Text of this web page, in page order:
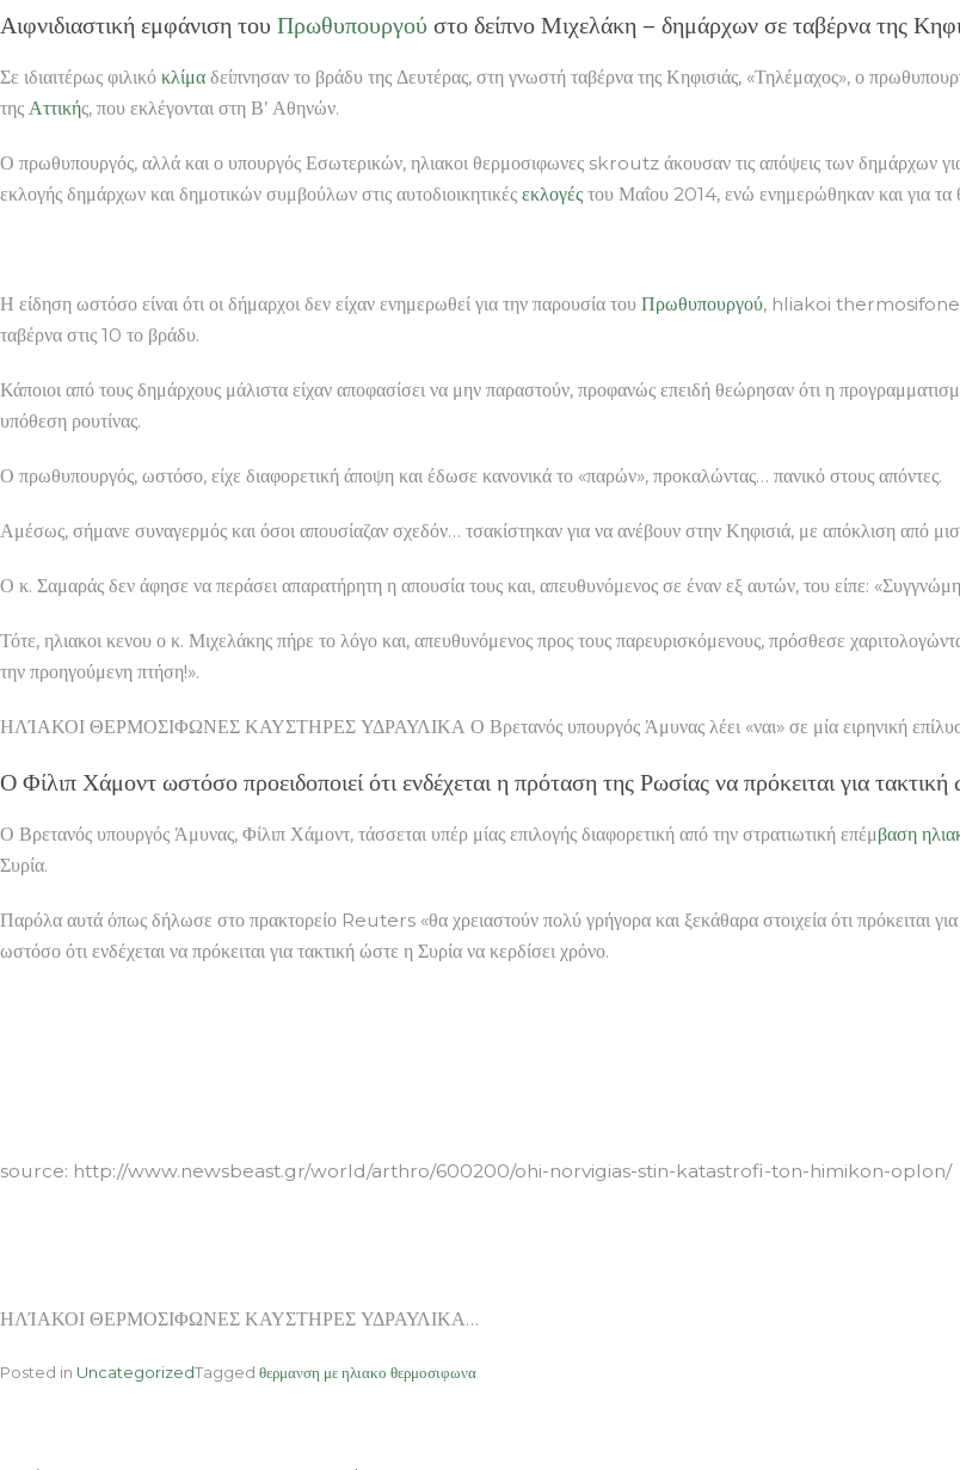
Αιφνιδιαστική εμφάνιση του Πρωθυπουργού στο δείπνο Μιχελάκη – δημάρχων σε ταβέρνα της
Σε ιδιαιτέρως φιλικό κλίμα δείπνησαν το βράδυ της Δευτέρας, στη γνωστή ταβέρνα της Κηφισιάς, «Τηλέμαχος», ο
της Αττικής, που εκλέγονται στη Β’ Αθηνών.
Ο πρωθυπουργός, αλλά και ο υπουργός Εσωτερικών, ηλιακοι θερμοσιφωνες skroutz άκουσαν τις απόψεις των δημάρχων
εκλογής δημάρχων και δημοτικών συμβούλων στις αυτοδιοικητικές εκλογές του Μαΐου 2014, ενώ ενημερώθηκαν και για τα
Η είδηση ωστόσο είναι ότι οι δήμαρχοι δεν είχαν ενημερωθεί για την παρουσία του Πρωθυπουργού, hliakoi thermosifones
ταβέρνα στις 10 το βράδυ.
Κάποιοι από τους δημάρχους μάλιστα είχαν αποφασίσει να μην παραστούν, προφανώς επειδή θεώρησαν ότι η
υπόθεση ρουτίνας.
Ο πρωθυπουργός, ωστόσο, είχε διαφορετική άποψη και έδωσε κανονικά το «παρών», προκαλώντας… πανικό στους απόντες.
Αμέσως, σήμανε συναγερμός και όσοι απουσίαζαν σχεδόν… τσακίστηκαν για να ανέβουν στην Κηφισιά, με απόκλιση από
Ο κ. Σαμαράς δεν άφησε να περάσει απαρατήρητη η απουσία τους και, απευθυνόμενος σε έναν εξ αυτών, του είπε:
Τότε, ηλιακοι κενου ο κ. Μιχελάκης πήρε το λόγο και, απευθυνόμενος προς τους παρευρισκόμενους, πρόσθεσε
την προηγούμενη πτήση!».
ΗΛΊΑΚΟΙ ΘΕΡΜΟΣΙΦΩΝΕΣ ΚΑΥΣΤΗΡΕΣ ΥΔΡΑΥΛΙΚΑ Ο Βρετανός υπουργός Άμυνας λέει «ναι» σε μία ειρηνική
Ο Φίλιπ Χάμοντ ωστόσο προειδοποιεί ότι ενδέχεται η πρόταση της Ρωσίας να πρόκειται για
Ο Βρετανός υπουργός Άμυνας, Φίλιπ Χάμοντ, τάσσεται υπέρ μίας επιλογής διαφορετική από την στρατιωτική επέμβαση
Συρία.
Παρόλα αυτά όπως δήλωσε στο πρακτορείο Reuters «θα χρειαστούν πολύ γρήγορα και ξεκάθαρα στοιχεία ότι πρόκειται
ωστόσο ότι ενδέχεται να πρόκειται για τακτική ώστε η Συρία να κερδίσει χρόνο.
source: http://www.newsbeast.gr/world/arthro/600200/ohi-norvigias-stin-katastrofi-ton-himikon-oplon/
ΗΛΊΑΚΟΙ ΘΕΡΜΟΣΙΦΩΝΕΣ ΚΑΥΣΤΗΡΕΣ ΥΔΡΑΥΛΙΚΑ…
Posted in UncategorizedTagged θερμανση με ηλιακο θερμοσιφωνα